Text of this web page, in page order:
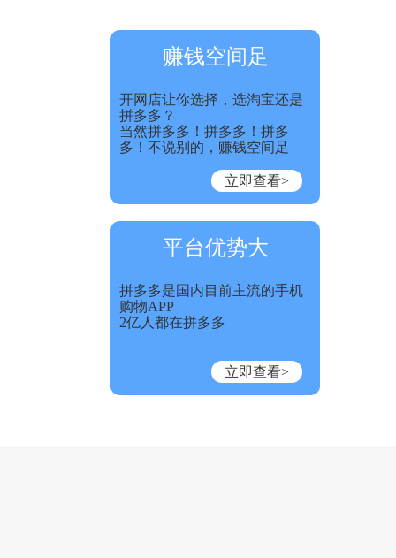
赚钱空间足
开网店让你选择，选淘宝还是
拼多多？
当然拼多多！拼多多！拼多
多！不说别的，赚钱空间足
立即查看>
平台优势大
拼多多是国内目前主流的手机
购物APP
2亿人都在拼多多
立即查看>